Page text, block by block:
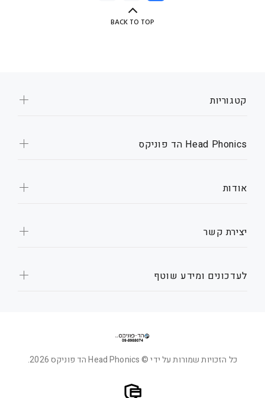
BACK TO TOP
לעדכונים ומידע שוטף
קטגוריות
Head Phonics הד פוניקס
אודות
יצירת קשר
כל הזכויות שמורות על ידי © Head Phonics הד פוניקס 2026.